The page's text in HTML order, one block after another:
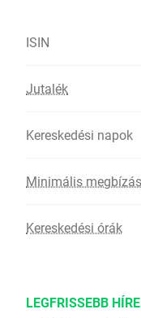
ISIN
Jutalék
Kereskedési napok
Minimális
Kereskedési órák
LEGFRISSEBB